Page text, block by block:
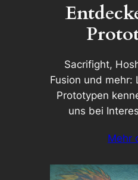
Sacrifight,
Fusion und mehr:
Prototypen
uns bei
Mehr